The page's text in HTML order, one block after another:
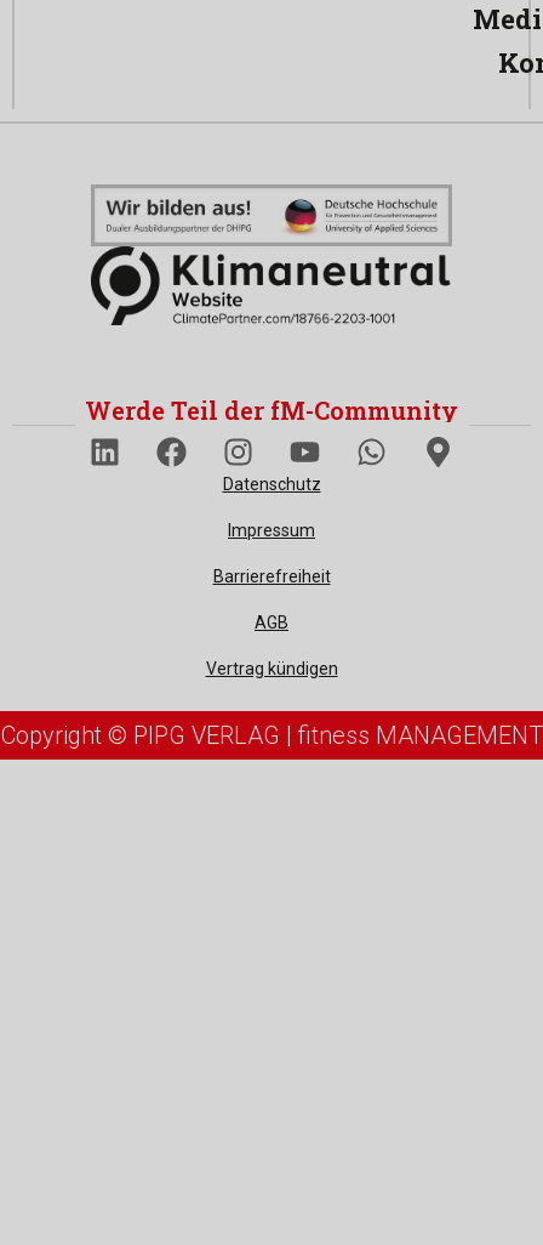
Werde Teil der fM-Community
Datenschutz
Impressum
Barrierefreiheit
AGB
Vertrag kündigen
Copyright © PIPG VERLAG | fitness MANAGEMENT